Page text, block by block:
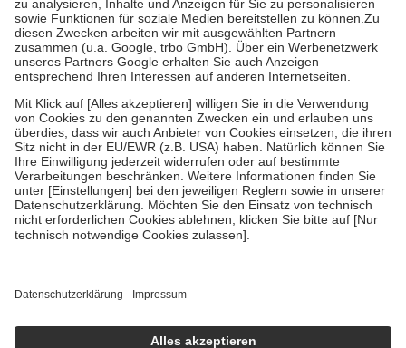
Bei Heilmitteln und häuslicher Krankenpflege beträgt die
Zuzahlung zehn Prozent der Kosten sowie zehn Euro je
Verordnung.
Um das Engagement der Versicherten für ihre eigene Gesundheit zu
stärken und die besondere Stellung der Familie zu unterstützen,
fallenkeine Zuzahlungenan bei:
• Kindern und Jugendlichen bis zum vollendeten 18. Lebensjahr
mit Ausnahme der Fahrkosten
• Untersuchungen zur Vorsorge und Früherkennung, die von der
GKV getragen werden
• empfohlenen Schutzimpfungen
• Harn- und Blutteststreifen
getroffen, um sicherzustellen, dass es sich um echte Bewertungen
https://help.etrusted.com/hc/de/articles/4419944605341